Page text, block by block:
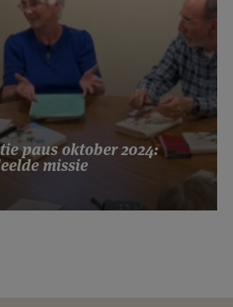
paus oktober 2024:
missie